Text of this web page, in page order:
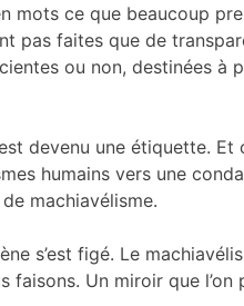
mots ce que beaucoup
pas faites que de
ou non, destinées à
devenu une étiquette. Et
humains vers une
machiavélisme.
s’est figé. Le
faisons. Un miroir que